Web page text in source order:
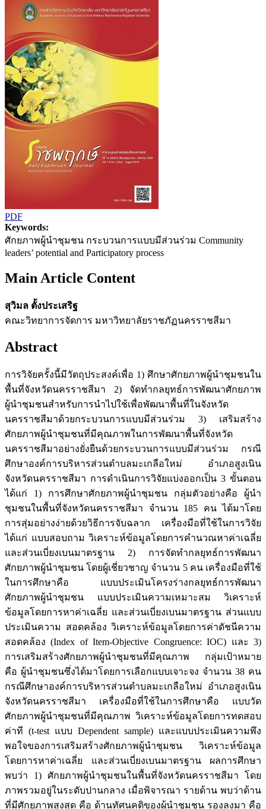
PDF
Keywords:
ศักยภาพผู้นำชุมชน กระบวนการแบบมีส่วนร่วม Community
leaders’ potential and Participatory process
Main Article Content
สุวิมล ตั้งประเสริฐ
คณะวิทยาการจัดการ มหาวิทยาลัยราชภัฏนครราชสีมา
Abstract
การวิจัยครั้งนี้มีวัตถุประสงค์เพื่อ 1) ศึกษาศักยภาพผู้นำชุมชนใน
พื้นที่จังหวัดนครราชสีมา 2) จัดทำกลยุทธ์การพัฒนาศักยภาพ
ผู้นำชุมชนสำหรับการนำไปใช้เพื่อพัฒนาพื้นที่ในจังหวัด
นครราชสีมาด้วยกระบวนการแบบมีส่วนร่วม 3) เสริมสร้าง
ศักยภาพผู้นำชุมชนที่มีคุณภาพในการพัฒนาพื้นที่จังหวัด
นครราชสีมาอย่างยั่งยืนด้วยกระบวนการแบบมีส่วนร่วม กรณี
ศึกษาองค์การบริหารส่วนตำบลมะเกลือใหม่ อำเภอสูงเนิน
จังหวัดนครราชสีมา การดำเนินการวิจัยแบ่งออกเป็น 3 ขั้นตอน
ได้แก่ 1) การศึกษาศักยภาพผู้นำชุมชน กลุ่มตัวอย่างคือ ผู้นำ
ชุมชนในพื้นที่จังหวัดนครราชสีมา จำนวน 185 คน ได้มาโดย
การสุ่มอย่างง่ายด้วยวิธีการจับฉลาก เครื่องมือที่ใช้ในการวิจัย
ได้แก่ แบบสอบถาม วิเคราะห์ข้อมูลโดยการคำนวณหาค่าเฉลี่ย
และส่วนเบี่ยงเบนมาตรฐาน 2) การจัดทำกลยุทธ์การพัฒนา
ศักยภาพผู้นำชุมชน โดยผู้เชี่ยวชาญ จำนวน 5 คน เครื่องมือที่ใช้
ในการศึกษาคือ แบบประเมินโครงร่างกลยุทธ์การพัฒนา
ศักยภาพผู้นำชุมชน แบบประเมินความเหมาะสม วิเคราะห์
ข้อมูลโดยการหาค่าเฉลี่ย และส่วนเบี่ยงเบนมาตรฐาน ส่วนแบบ
ประเมินความ สอดคล้อง วิเคราะห์ข้อมูลโดยการค่าดัชนีความ
สอดคล้อง (Index of Item-Objective Congruence: IOC) และ 3)
การเสริมสร้างศักยภาพผู้นำชุมชนที่มีคุณภาพ กลุ่มเป้าหมาย
คือ ผู้นำชุมชนซึ่งได้มาโดยการเลือกแบบเจาะจง จำนวน 38 คน
กรณีศึกษาองค์การบริหารส่วนตำบลมะเกลือใหม่ อำเภอสูงเนิน
จังหวัดนครราชสีมา เครื่องมือที่ใช้ในการศึกษาคือ แบบวัด
ศักยภาพผู้นำชุมชนที่มีคุณภาพ วิเคราะห์ข้อมูลโดยการทดสอบ
ค่าที (t-test แบบ Dependent sample) และแบบประเมินความพึง
พอใจของการเสริมสร้างศักยภาพผู้นำชุมชน วิเคราะห์ข้อมูล
โดยการหาค่าเฉลี่ย และส่วนเบี่ยงเบนมาตรฐาน ผลการศึกษา
พบว่า 1) ศักยภาพผู้นำชุมชนในพื้นที่จังหวัดนครราชสีมา โดย
ภาพรวมอยู่ในระดับปานกลาง เมื่อพิจารณา รายด้าน พบว่าด้าน
ที่มีศักยภาพสูงสุด คือ ด้านทัศนคติของผู้นำชุมชน รองลงมา คือ